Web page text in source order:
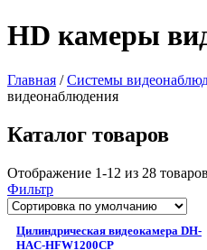
HD камеры
Главная /Системы
видеонаблюдения
Каталог товаров
Отображение 1-12 из 28 товаров
Фильтр
Цилиндрическая видеокамера DH-
HAC-HFW1200CP